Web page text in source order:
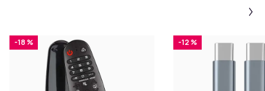
Bemærk. Batterier medfølger ikke.
-18 % -12 %